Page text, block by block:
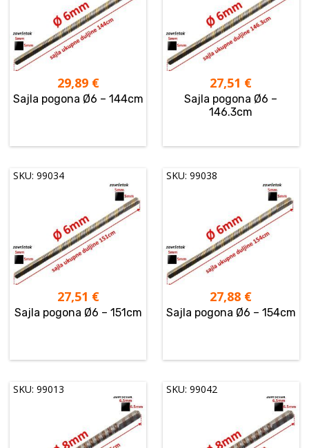
29,89 €
Sajla pogona Ø6 – 144cm
27,51 €
Sajla pogona Ø6 –
146.3cm
SKU: 99034
27,51 €
Sajla pogona Ø6 – 151cm
SKU: 99038
27,88 €
Sajla pogona Ø6 – 154cm
SKU: 99013 SKU: 99042